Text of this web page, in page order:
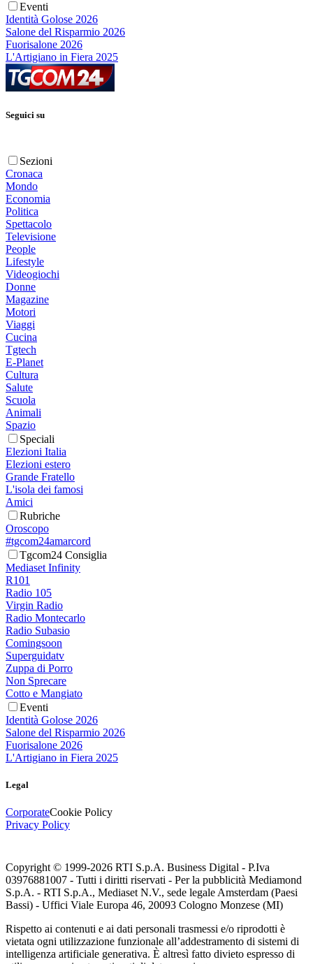
Eventi
Identità Golose 2026
Salone del Risparmio 2026
Fuorisalone 2026
L'Artigiano in Fiera 2025
Seguici su
Sezioni
Cronaca
Mondo
Economia
Politica
Spettacolo
Televisione
People
Lifestyle
Videogiochi
Donne
Magazine
Motori
Viaggi
Cucina
Tgtech
E-Planet
Cultura
Salute
Scuola
Animali
Spazio
Speciali
Elezioni Italia
Elezioni estero
Grande Fratello
L'isola dei famosi
Amici
Rubriche
Oroscopo
#tgcom24amarcord
Tgcom24 Consiglia
Mediaset Infinity
R101
Radio 105
Virgin Radio
Radio Montecarlo
Radio Subasio
Comingsoon
Superguidatv
Zuppa di Porro
Non Sprecare
Cotto e Mangiato
Eventi
Identità Golose 2026
Salone del Risparmio 2026
Fuorisalone 2026
L'Artigiano in Fiera 2025
Legal
CorporateCookie Policy
Privacy Policy
Copyright © 1999-2026 RTI S.p.A. Business Digital - P.Iva
03976881007 - Tutti i diritti riservati - Per la pubblicità Mediamond
S.p.A. - RTI S.p.A., Mediaset N.V., sede legale Amsterdam (Paesi
Bassi) - Uffici Viale Europa 46, 20093 Cologno Monzese (MI)
Rispetto ai contenuti e ai dati personali trasmessi e/o riprodotti è
vietata ogni utilizzazione funzionale all’addestramento di sistemi di
intelligenza artificiale generativa. È altresì fatto divieto espresso di